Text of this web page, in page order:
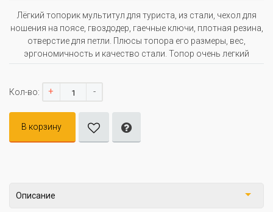
Лёгкий топорик мультитул для туриста, из стали, чехол для
ношения на поясе, гвоздодер, гаечные ключи, плотная резина,
отверстие для петли. Плюсы топора его размеры, вес,
эргономичность и качество стали. Топор очень легкий
Кол-во: + -
В корзину
Описание